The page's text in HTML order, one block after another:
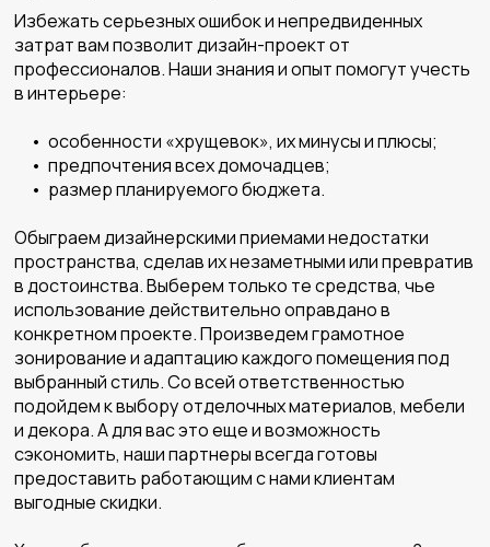
Избежать серьезных ошибок и непредвиденных
затрат вам позволит дизайн-проект от
профессионалов. Наши знания и опыт помогут учесть
в интерьере:
• особенности «хрущевок», их минусы и плюсы;
• предпочтения всех домочадцев;
• размер планируемого бюджета.
Обыграем дизайнерскими приемами недостатки
пространства, сделав их незаметными или превратив
в достоинства. Выберем только те средства, чье
использование действительно оправдано в
конкретном проекте. Произведем грамотное
зонирование и адаптацию каждого помещения под
выбранный стиль. Со всей ответственностью
подойдем к выбору отделочных материалов, мебели
и декора. А для вас это еще и возможность
сэкономить, наши партнеры всегда готовы
предоставить работающим с нами клиентам
выгодные скидки.